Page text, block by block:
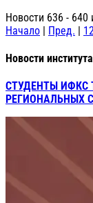
Новости 636 - 640
Начало | Пред. |
Новости
СТУДЕНТЫ ИФКС
РЕГИОНАЛЬНЫХ